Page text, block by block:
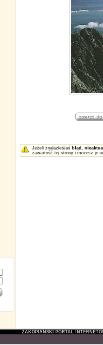
Jeżeli znalazłeś/aś błąd ,
zawartość tej strony i możesz je
ZAKOPIAŃSKI PORTAL